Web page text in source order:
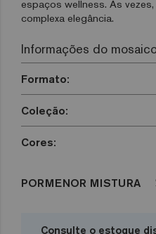
espaços wellness. Às
complexa elegância.
Informações do
Formato:
Coleção:
Cores:
PORMENOR MISTURA
Consulte o estoque